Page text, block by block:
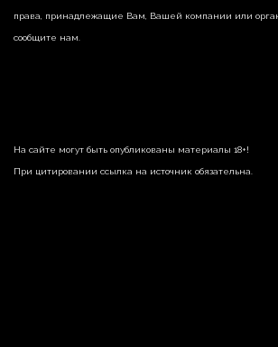
права, принадлежащие Вам, Вашей компании или
сообщите нам.
На сайте могут быть опубликованы материалы 18+!
При цитировании ссылка на источник обязательна.